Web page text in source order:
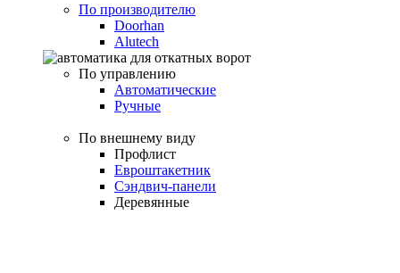
По производителю
Doorhan
Alutech
По управлению
Автоматические
Ручные
По внешнему виду
Профлист
Евроштакетник
Сэндвич-панели
Деревянные